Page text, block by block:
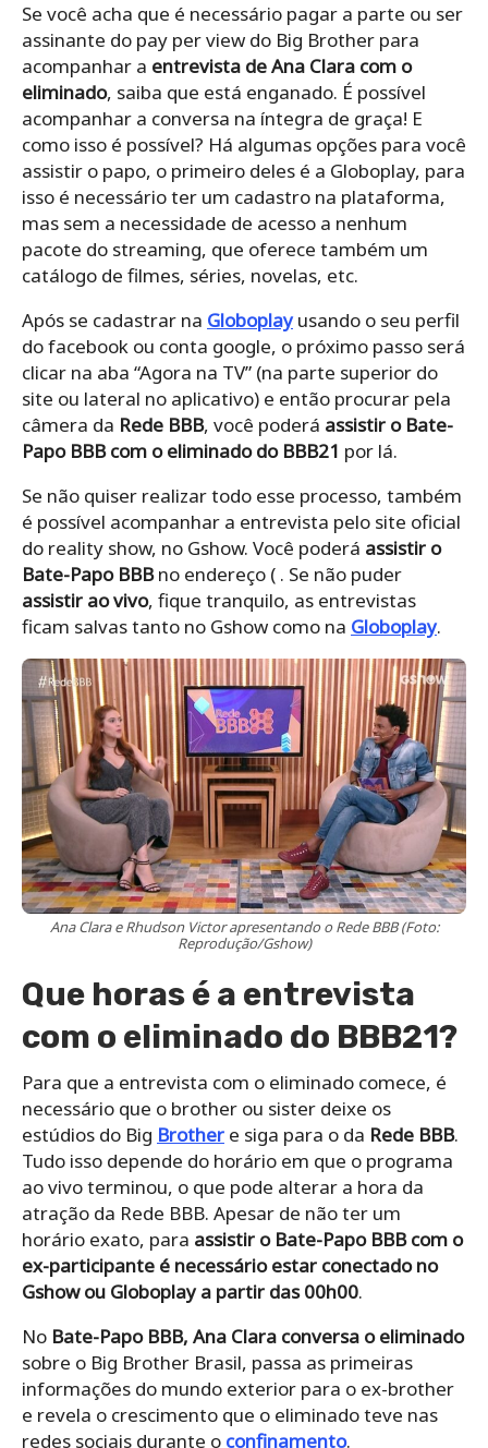
Se você acha que é necessário pagar a parte ou ser
assinante do pay per view do Big Brother para
acompanhar a entrevista de Ana Clara com o
eliminado, saiba que está enganado. É possível
acompanhar a conversa na íntegra de graça! E
como isso é possível? Há algumas opções para você
assistir o papo, o primeiro deles é a Globoplay, para
isso é necessário ter um cadastro na plataforma,
mas sem a necessidade de acesso a nenhum
pacote do streaming, que oferece também um
catálogo de filmes, séries, novelas, etc.
Após se cadastrar na Globoplayusando o seu perfil
do facebook ou conta google, o próximo passo será
clicar na aba “Agora na TV” (na parte superior do
site ou lateral no aplicativo) e então procurar pela
câmera da Rede BBB, você poderá assistir o Bate-
Papo BBB com o eliminado do BBB21 por lá.
Se não quiser realizar todo esse processo, também
é possível acompanhar a entrevista pelo site oficial
do reality show, no Gshow. Você poderá assistir o
Bate-Papo BBBno endereço ( . Se não puder
assistir ao vivo, fique tranquilo, as entrevistas
ficam salvas tanto no Gshow como na Globoplay.
Ana Clara e Rhudson Victor apresentando o Rede BBB (Foto:
Reprodução/Gshow)
Que horas é a entrevista
com o eliminado do BBB21?
Para que a entrevista com o eliminado comece, é
necessário que o brother ou sister deixe os
estúdios do Big Brother e siga para o da Rede BBB.
Tudo isso depende do horário em que o programa
ao vivo terminou, o que pode alterar a hora da
atração da Rede BBB. Apesar de não ter um
horário exato, para assistir o Bate-Papo BBB com o
ex-participante é necessário estar conectado no
Gshow ou Globoplay a partir das 00h00.
No Bate-Papo BBB, Ana Clara conversa o eliminado
sobre o Big Brother Brasil, passa as primeiras
informações do mundo exterior para o ex-brother
e revela o crescimento que o eliminado teve nas
redes sociais durante o confinamento.